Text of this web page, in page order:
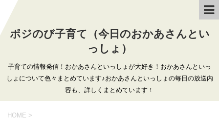
ポジのび子育て（今日のおかあさんとい
っしょ）
子育ての情報発信！おかあさんといっしょが大好き！おかあさんといっ
しょについて色々まとめています♪おかあさんといっしょの毎日の放送内
容も、詳しくまとめています！
HOME >